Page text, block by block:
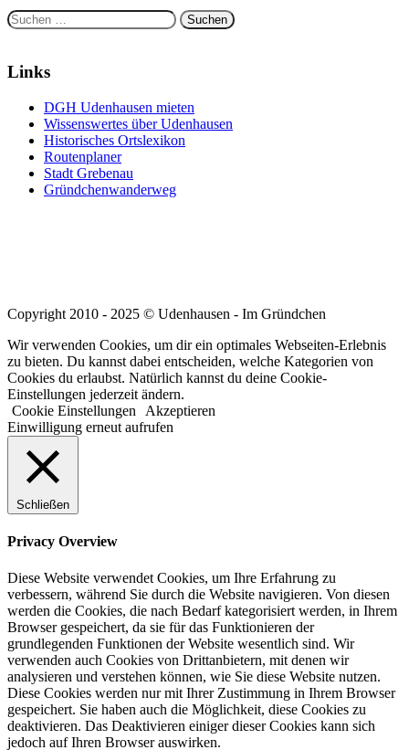
Suchen
nach:
Links
DGH Udenhausen mieten
Wissenswertes über Udenhausen
Historisches Ortslexikon
Routenplaner
Stadt Grebenau
Gründchenwanderweg
Copyright 2010 - 2025 © Udenhausen - Im Gründchen
Wir verwenden Cookies, um dir ein optimales Webseiten-Erlebnis
zu bieten. Du kannst dabei entscheiden, welche Kategorien von
Cookies du erlaubst. Natürlich kannst du deine Cookie-
Einstellungen jederzeit ändern.
Cookie Einstellungen
Akzeptieren
Einwilligung erneut aufrufen
Schließen
Privacy Overview
Diese Website verwendet Cookies, um Ihre Erfahrung zu
verbessern, während Sie durch die Website navigieren. Von diesen
werden die Cookies, die nach Bedarf kategorisiert werden, in Ihrem
Browser gespeichert, da sie für das Funktionieren der
grundlegenden Funktionen der Website wesentlich sind. Wir
verwenden auch Cookies von Drittanbietern, mit denen wir
analysieren und verstehen können, wie Sie diese Website nutzen.
Diese Cookies werden nur mit Ihrer Zustimmung in Ihrem Browser
gespeichert. Sie haben auch die Möglichkeit, diese Cookies zu
deaktivieren. Das Deaktivieren einiger dieser Cookies kann sich
jedoch auf Ihren Browser auswirken.